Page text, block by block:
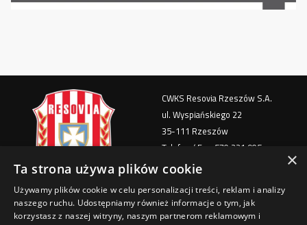
CWKS Resovia Rzeszów S.A.
ul. Wyspiańskiego 22
35-111 Rzeszów
Telefon / Fax: 570 221 905
e-mail: bilety@cwks-resovia.pl
Polityka Prywatności
Regulamin imprezy masowej
×
Ta strona używa plików cookie
Używamy plików cookie w celu personalizacji treści, reklam i analizy
naszego ruchu. Udostępniamy również informacje o tym, jak
korzystasz z naszej witryny, naszym partnerom reklamowym i